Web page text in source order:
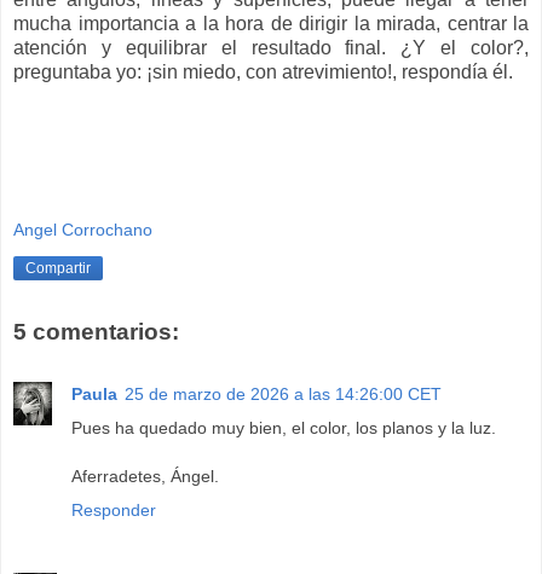
mucha importancia a la hora de dirigir la mirada, centrar la
atención y equilibrar el resultado final. ¿Y el color?,
preguntaba yo: ¡sin miedo, con atrevimiento!, respondía él.
Angel Corrochano
Compartir
5 comentarios:
Paula 25 de marzo de 2026 a las 14:26:00 CET
Pues ha quedado muy bien, el color, los planos y la luz.
Aferradetes, Ángel.
Responder